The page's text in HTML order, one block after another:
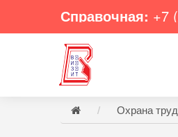
Справочная: +7
Охрана